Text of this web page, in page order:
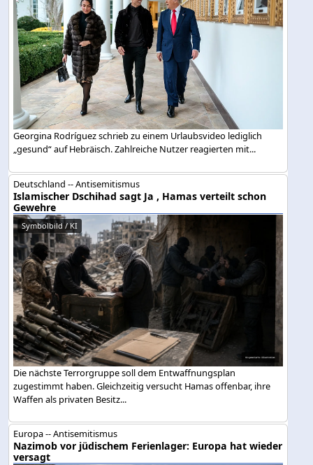
Georgina Rodríguez schrieb zu einem Urlaubsvideo lediglich
„gesund“ auf Hebräisch. Zahlreiche Nutzer reagierten mit...
Deutschland -- Antisemitismus
Islamischer Dschihad sagt Ja , Hamas verteilt schon
Gewehre
Symbolbild / KI
Die nächste Terrorgruppe soll dem Entwaffnungsplan
zugestimmt haben. Gleichzeitig versucht Hamas offenbar, ihre
Waffen als privaten Besitz...
Europa -- Antisemitismus
Nazimob vor jüdischem Ferienlager: Europa hat wieder
versagt